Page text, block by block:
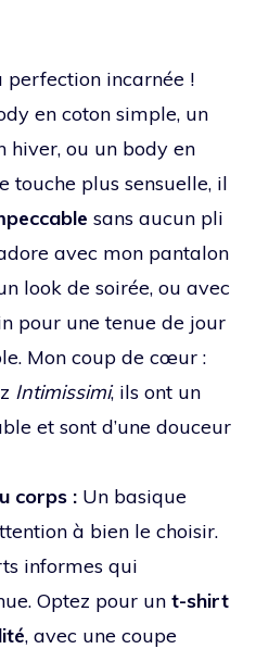
perfection incarnée !
en coton simple, un
hiver, ou un body en
touche plus sensuelle, il
sans aucun pli
avec mon pantalon
look de soirée, ou avec
pour une tenue de jour
Mon coup de cœur :
Intimissimi, ils ont un
et sont d’une douceur
corps : Un basique
à bien le choisir.
informes qui
Optez pour un t-shirt
, avec une coupe